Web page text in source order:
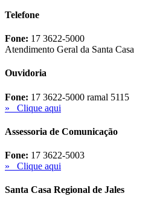
Telefone
Fone: 17 3622-5000
Atendimento Geral da Santa Casa
Ouvidoria
Fone: 17 3622-5000 ramal 5115
» Clique aqui
Assessoria de Comunicação
Fone: 17 3622-5003
» Clique aqui
Santa Casa Regional de Jales